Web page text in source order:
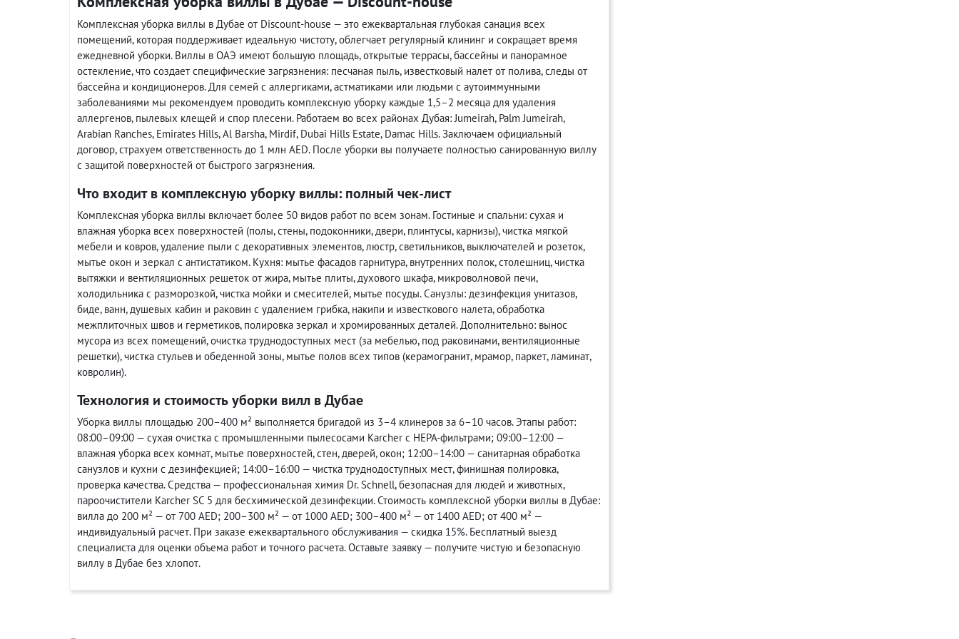
Комплексная уборка виллы в Дубае от Discount-house — это ежеквартальная глубокая санация всех
помещений, которая поддерживает идеальную чистоту, облегчает регулярный клининг и сокращает время
ежедневной уборки. Виллы в ОАЭ имеют большую площадь, открытые террасы, бассейны и панорамное
остекление, что создает специфические загрязнения: песчаная пыль, известковый налет от полива, следы от
бассейна и кондиционеров. Для семей с аллергиками, астматиками или людьми с аутоиммунными
заболеваниями мы рекомендуем проводить комплексную уборку каждые 1,5–2 месяца для удаления
аллергенов, пылевых клещей и спор плесени. Работаем во всех районах Дубая: Jumeirah, Palm Jumeirah,
Arabian Ranches, Emirates Hills, Al Barsha, Mirdif, Dubai Hills Estate, Damac Hills. Заключаем официальный
договор, страхуем ответственность до 1 млн AED. После уборки вы получаете полностью санированную виллу
с защитой поверхностей от быстрого загрязнения.
Что входит в комплексную уборку виллы: полный чек-лист
Комплексная уборка виллы включает более 50 видов работ по всем зонам. Гостиные и спальни: сухая и
влажная уборка всех поверхностей (полы, стены, подоконники, двери, плинтусы, карнизы), чистка мягкой
мебели и ковров, удаление пыли с декоративных элементов, люстр, светильников, выключателей и розеток,
мытье окон и зеркал с антистатиком. Кухня: мытье фасадов гарнитура, внутренних полок, столешниц, чистка
вытяжки и вентиляционных решеток от жира, мытье плиты, духового шкафа, микроволновой печи,
холодильника с разморозкой, чистка мойки и смесителей, мытье посуды. Санузлы: дезинфекция унитазов,
биде, ванн, душевых кабин и раковин с удалением грибка, накипи и известкового налета, обработка
межплиточных швов и герметиков, полировка зеркал и хромированных деталей. Дополнительно: вынос
мусора из всех помещений, очистка труднодоступных мест (за мебелью, под раковинами, вентиляционные
решетки), чистка стульев и обеденной зоны, мытье полов всех типов (керамогранит, мрамор, паркет, ламинат,
ковролин).
Технология и стоимость уборки вилл в Дубае
Уборка виллы площадью 200–400 м² выполняется бригадой из 3–4 клинеров за 6–10 часов. Этапы работ:
08:00–09:00 — сухая очистка с промышленными пылесосами Karcher с HEPA-фильтрами; 09:00–12:00 —
влажная уборка всех комнат, мытье поверхностей, стен, дверей, окон; 12:00–14:00 — санитарная обработка
санузлов и кухни с дезинфекцией; 14:00–16:00 — чистка труднодоступных мест, финишная полировка,
проверка качества. Средства — профессиональная химия Dr. Schnell, безопасная для людей и животных,
пароочистители Karcher SC 5 для бесхимической дезинфекции. Стоимость комплексной уборки виллы в Дубае:
вилла до 200 м² — от 700 AED; 200–300 м² — от 1000 AED; 300–400 м² — от 1400 AED; от 400 м² —
индивидуальный расчет. При заказе ежеквартального обслуживания — скидка 15%. Бесплатный выезд
специалиста для оценки объема работ и точного расчета. Оставьте заявку — получите чистую и безопасную
виллу в Дубае без хлопот.